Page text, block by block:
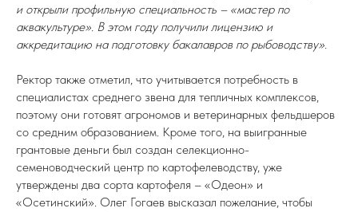
и открыли профильную специальность – «мастер по
аквакультуре». В этом году получили лицензию и
аккредитацию на подготовку бакалавров по рыбоводству».
Ректор также отметил, что учитывается потребность в
специалистах среднего звена для тепличных комплексов,
поэтому они готовят агрономов и ветеринарных фельдшеров
со средним образованием. Кроме того, на выигранные
грантовые деньги был создан селекционно-
семеноводческий центр по картофелеводству, уже
утверждены два сорта картофеля – «Одеон» и
«Осетинский». Олег Гогаев высказал пожелание, чтобы